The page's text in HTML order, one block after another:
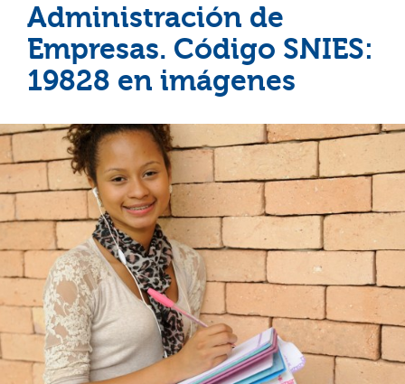
Administración de
Empresas. Código SNIES:
19828 en imágenes